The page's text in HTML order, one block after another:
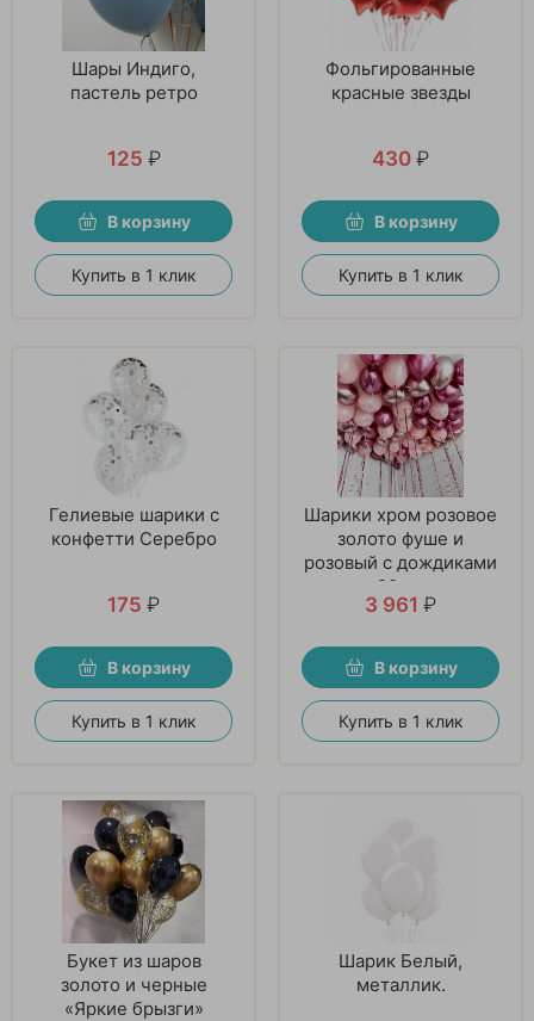
Шары Индиго,
пастель ретро
125 ₽
В корзину
Купить в 1 клик
Фольгированные
красные звезды
430 ₽
В корзину
Купить в 1 клик
Гелиевые шарики с
конфетти Серебро
175 ₽
В корзину
Купить в 1 клик
Шарики хром розовое
золото фуше и
розовый с дождиками
20 шт
3 961 ₽
В корзину
Купить в 1 клик
Букет из шаров
золото и черные
«Яркие брызги»
Шарик Белый,
металлик.